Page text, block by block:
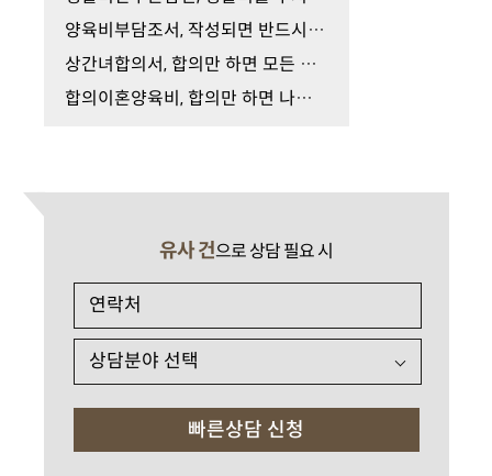
양육비부담조서, 작성되면 반드시 양육비를 지급해…
상간녀합의서, 합의만 하면 모든 문제가 끝날까요?
합의이혼양육비, 합의만 하면 나중에도 그대로 유지…
유사 건으로 상담 필요 시